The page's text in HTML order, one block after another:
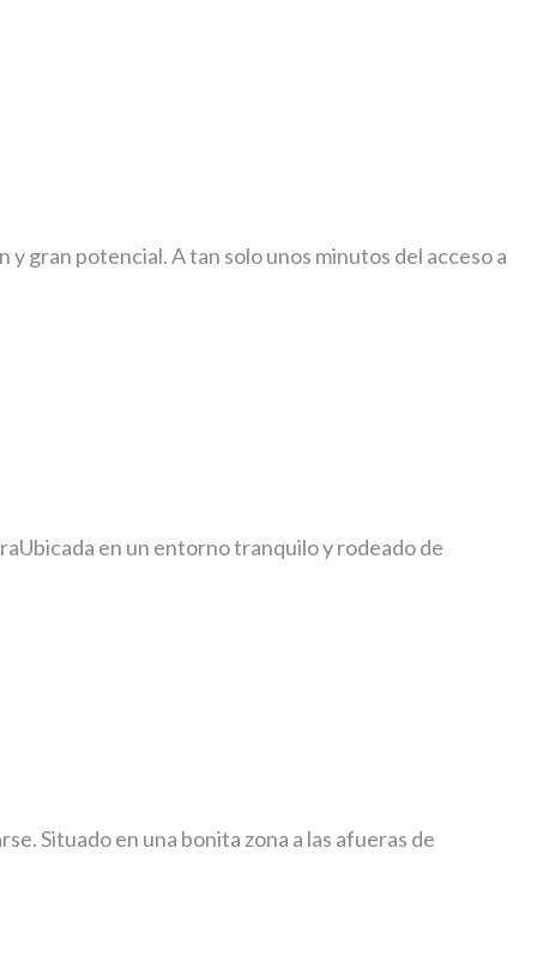
gran potencial. A tan solo unos minutos del acceso a
en un entorno tranquilo y rodeado de
Situado en una bonita zona a las afueras de